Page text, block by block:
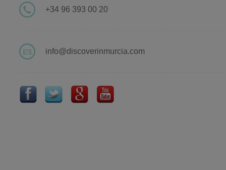
+34 96 393 00 20
info@discoverinmurcia.com